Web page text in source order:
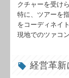
クチャーを受け
特に、ツアーを
をコーディネイ
現地でのツァコ
経営革新